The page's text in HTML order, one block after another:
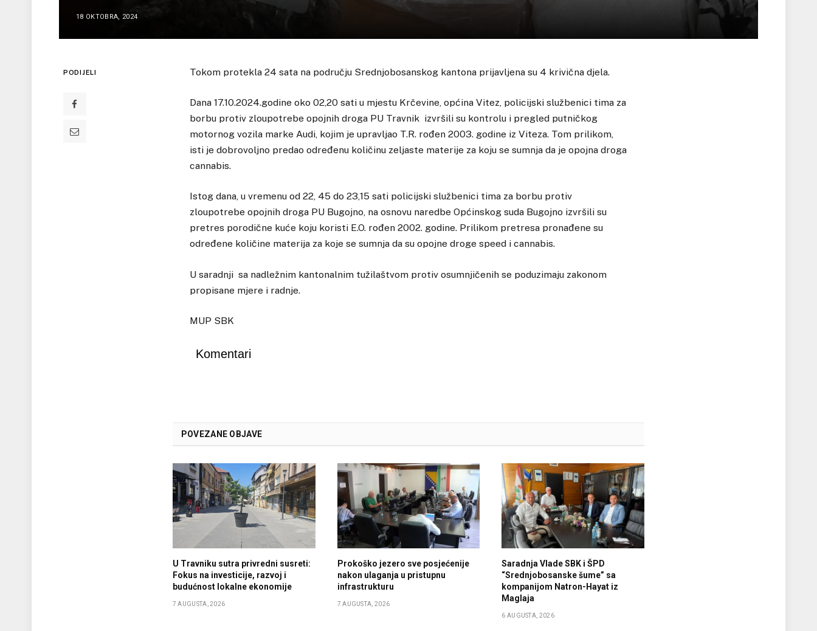
18 OKTOBRA, 2024
PODIJELI Tokom protekla 24 sata na području Srednjobosanskog kantona prijavljena su 4 krivična djela.
Dana 17.10.2024.godine oko 02,20 sati u mjestu Krčevine, općina Vitez, policijski službenici tima za
borbu protiv zloupotrebe opojnih droga PU Travnik izvršili su kontrolu i pregled putničkog
motornog vozila marke Audi, kojim je upravljao T.R. rođen 2003. godine iz Viteza. Tom prilikom,
isti je dobrovoljno predao određenu količinu zeljaste materije za koju se sumnja da je opojna droga
cannabis.
Istog dana, u vremenu od 22, 45 do 23,15 sati policijski službenici tima za borbu protiv
zloupotrebe opojnih droga PU Bugojno, na osnovu naredbe Općinskog suda Bugojno izvršili su
pretres porodične kuće koju koristi E.O. rođen 2002. godine. Prilikom pretresa pronađene su
određene količine materija za koje se sumnja da su opojne droge speed i cannabis.
U saradnji sa nadležnim kantonalnim tužilaštvom protiv osumnjičenih se poduzimaju zakonom
propisane mjere i radnje.
MUP SBK
Komentari
POVEZANE OBJAVE
U Travniku sutra privredni susreti:
Fokus na investicije, razvoj i
budućnost lokalne ekonomije
7 AUGUSTA, 2026
Prokoško jezero sve posjećenije
nakon ulaganja u pristupnu
infrastrukturu
7 AUGUSTA, 2026
Saradnja Vlade SBK i ŠPD
“Srednjobosanske šume” sa
kompanijom Natron-Hayat iz
Maglaja
6 AUGUSTA, 2026